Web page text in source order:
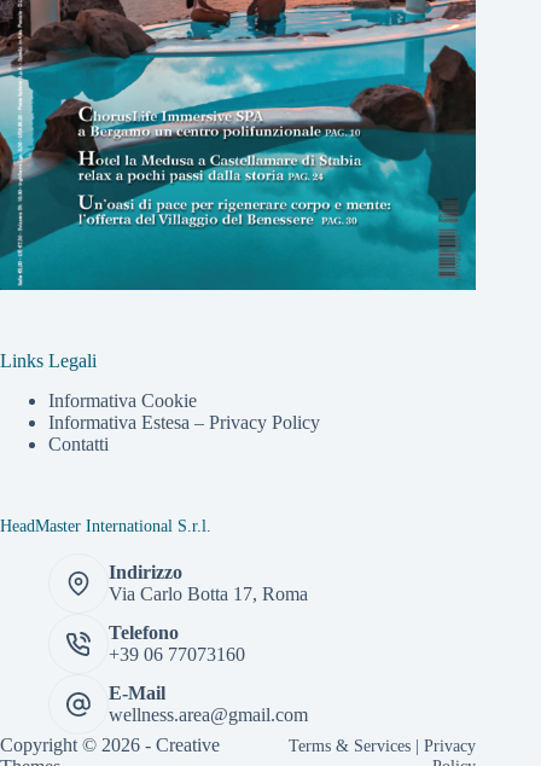
Links Legali
Informativa Cookie
Informativa Estesa – Privacy Policy
Contatti
HeadMaster International S.r.l.
Indirizzo
Via Carlo Botta 17, Roma
Telefono
+39 06 77073160
E-Mail
wellness.area@gmail.com
Copyright © 2026 - Creative
Terms & Services |Privacy